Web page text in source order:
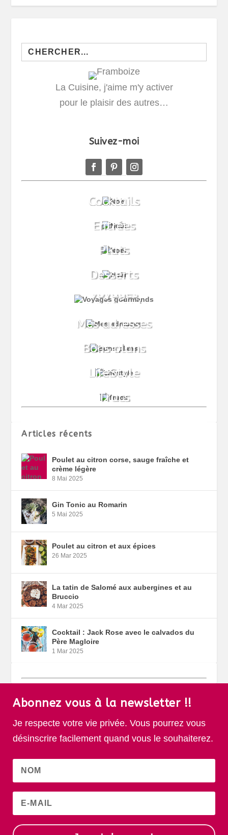
Search
for:
La Cuisine, j'aime m'y activer
pour le plaisir des autres…
Suivez-moi
Articles récents
Poulet au citron corse, sauge fraîche et
crème légère
8 Mai 2025
Gin Tonic au Romarin
5 Mai 2025
Poulet au citron et aux épices
26 Mar 2025
La tatin de Salomé aux aubergines et au
Bruccio
4 Mar 2025
Cocktail : Jack Rose avec le calvados du
Père Magloire
1 Mar 2025
Abonnez vous à la newsletter !!
Je respecte votre vie privée. Vous pourrez vous
désinscrire facilement quand vous le souhaiterez.